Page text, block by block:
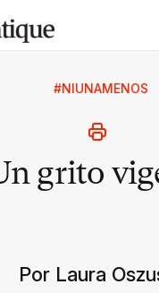
#NIUNAMENOS
grito
Por Laura